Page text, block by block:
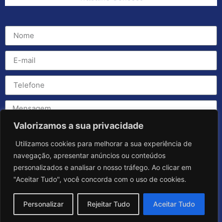
Valorizamos a sua privacidade
Utilizamos cookies para melhorar a sua experiência de
navegação, apresentar anúncios ou conteúdos
personalizados e analisar o nosso tráfego. Ao clicar em
"Aceitar Tudo", você concorda com o uso de cookies.
Personalizar Rejeitar Tudo Aceitar Tudo
Enviar